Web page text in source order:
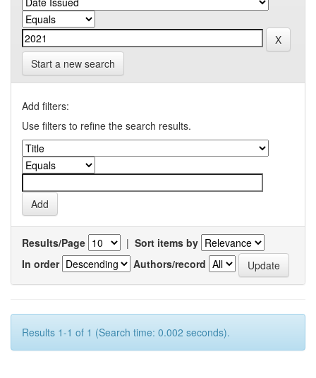
Start a new search
Add filters:
Use filters to refine the search results.
Results/Page | Sort items by
In order
Authors/record
Results 1-1 of 1 (Search time: 0.002 seconds).